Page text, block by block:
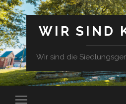
WIR SIND
Wir sind die